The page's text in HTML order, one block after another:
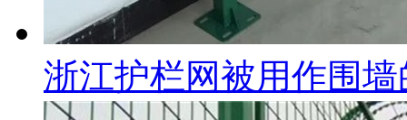
浙江护栏网被用作围